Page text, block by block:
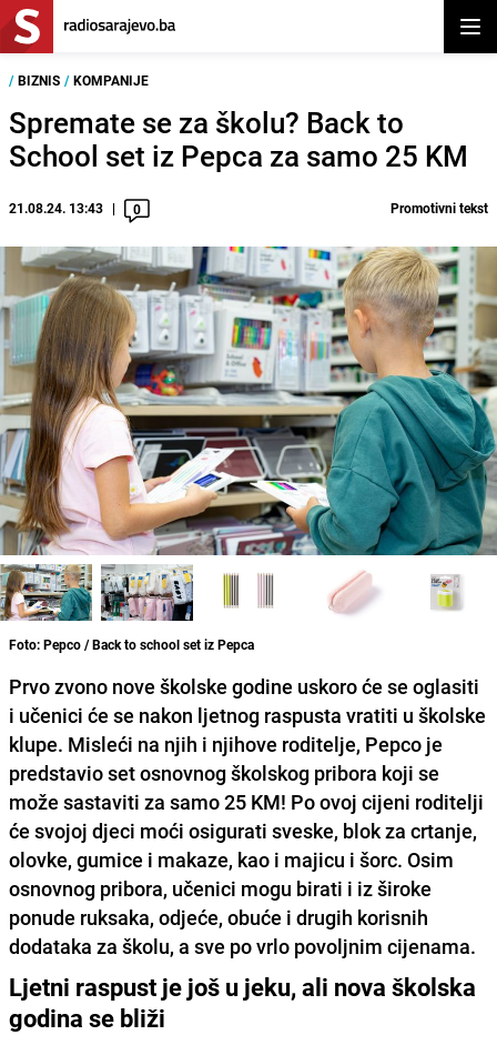
/ BIZNIS / KOMPANIJE
Spremate se za školu? Back to
School set iz Pepca za samo 25 KM
21.08.24. 13:43 0 Promotivni tekst
Foto: Pepco / Back to school set iz Pepca
Prvo zvono nove školske godine uskoro će se oglasiti
i učenici će se nakon ljetnog raspusta vratiti u školske
klupe. Misleći na njih i njihove roditelje, Pepco je
predstavio set osnovnog školskog pribora koji se
može sastaviti za samo 25 KM! Po ovoj cijeni roditelji
će svojoj djeci moći osigurati sveske, blok za crtanje,
olovke, gumice i makaze, kao i majicu i šorc. Osim
osnovnog pribora, učenici mogu birati i iz široke
ponude ruksaka, odjeće, obuće i drugih korisnih
dodataka za školu, a sve po vrlo povoljnim cijenama.
Ljetni raspust je još u jeku, ali nova školska
godina se bliži